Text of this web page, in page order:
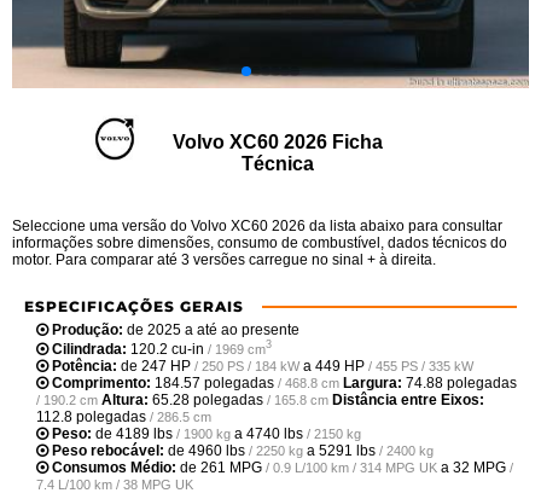
Volvo XC60 2026 Ficha
Técnica
Seleccione uma versão do Volvo XC60 2026 da lista abaixo para consultar
informações sobre dimensões, consumo de combustível, dados técnicos do
motor. Para comparar até 3 versões carregue no sinal + à direita.
ESPECIFICAÇÕES GERAIS
Produção: de 2025 a até ao presente
Cilindrada: 120.2 cu-in / 1969 cm3
Potência: de 247 HP / 250 PS / 184 kWa 449 HP / 455 PS / 335 kW
Comprimento: 184.57 polegadas / 468.8 cm Largura: 74.88 polegadas
/ 190.2 cm Altura: 65.28 polegadas / 165.8 cm Distância entre Eixos:
112.8 polegadas / 286.5 cm
Peso: de 4189 lbs / 1900 kg a 4740 lbs / 2150 kg
Peso rebocável: de 4960 lbs / 2250 kg a 5291 lbs / 2400 kg
Consumos Médio: de 261 MPG / 0.9 L/100 km / 314 MPG UK a 32 MPG /
7.4 L/100 km / 38 MPG UK